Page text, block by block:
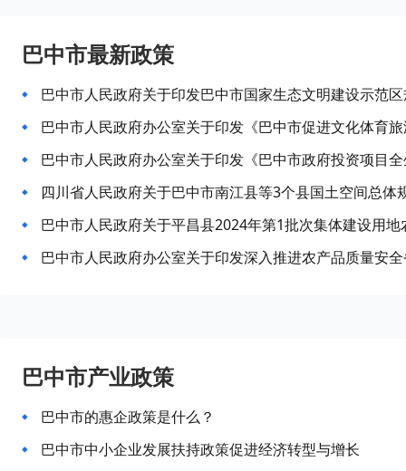
巴中市最新政策
四川省人民政府关于巴中市南江县等3个县国土空间总
巴中市人民政府关于平昌县2024年第1批次集体建设用
巴中市人民政府办公室关于印发深入推进农产品质量安
巴中市产业政策
巴中市的惠企政策是什么？
巴中市中小企业发展扶持政策促进经济转型与增长